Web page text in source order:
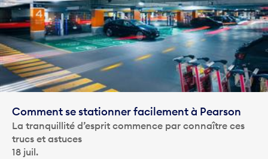
Comment se stationner facilement à Pearson
La tranquillité d’esprit commence par connaître ces
trucs et astuces
18 juil.